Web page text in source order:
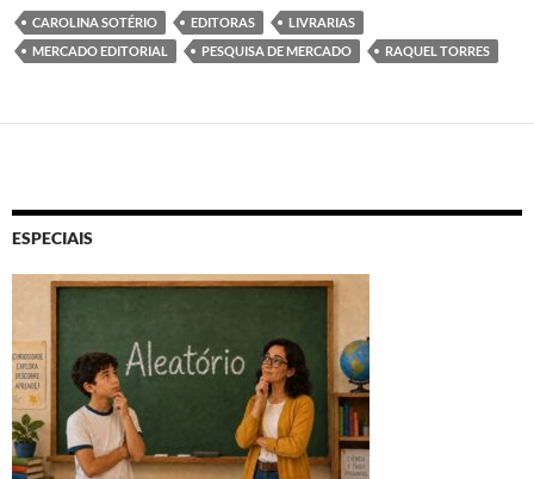
CAROLINA SOTÉRIO EDITORAS
LIVRARIAS
MERCADO EDITORIAL
PESQUISA DE MERCADO RAQUEL TORRES
ESPECIAIS